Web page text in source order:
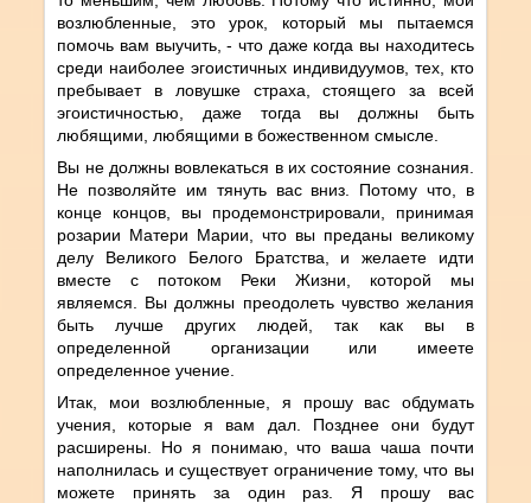
возлюбленные, это урок, который мы пытаемся
помочь вам выучить, - что даже когда вы находитесь
среди наиболее эгоистичных индивидуумов, тех, кто
пребывает в ловушке страха, стоящего за всей
эгоистичностью, даже тогда вы должны быть
любящими, любящими в божественном смысле.
Вы не должны вовлекаться в их состояние сознания.
Не позволяйте им тянуть вас вниз. Потому что, в
конце концов, вы продемонстрировали, принимая
розарии Матери Марии, что вы преданы великому
делу Великого Белого Братства, и желаете идти
вместе с потоком Реки Жизни, которой мы
являемся. Вы должны преодолеть чувство желания
быть лучше других людей, так как вы в
определенной организации или имеете
определенное учение.
Итак, мои возлюбленные, я прошу вас обдумать
учения, которые я вам дал. Позднее они будут
расширены. Но я понимаю, что ваша чаша почти
наполнилась и существует ограничение тому, что вы
можете принять за один раз. Я прошу вас